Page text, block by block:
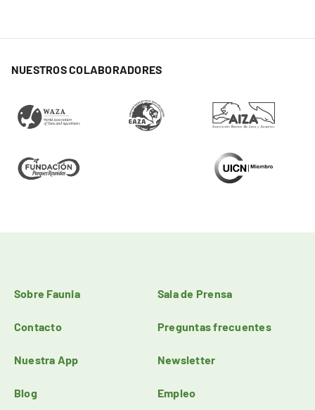
NUESTROS COLABORADORES
Sobre Faunia Sala de Prensa
Contacto Preguntas frecuentes
Nuestra App Newsletter
Blog Empleo